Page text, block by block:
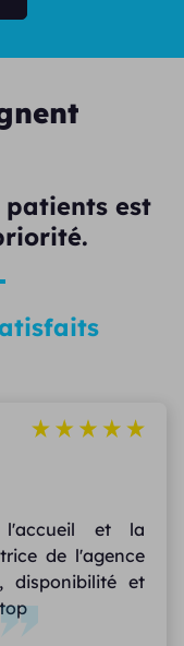
patients est
et la
de l'agence
disponibilité et